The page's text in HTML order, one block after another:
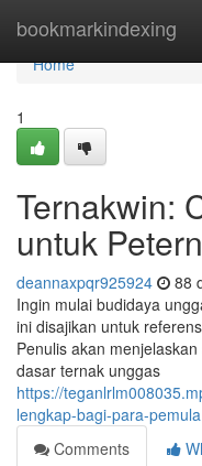
bookmarkindexing
Home
Home
1
Ternakwin:
untuk
deannaxpqr925924 88
Ingin mulai budidaya
ini disajikan untuk
Penulis akan
dasar ternak unggas
https://
lengkap-bagi-para-pemula
Comments